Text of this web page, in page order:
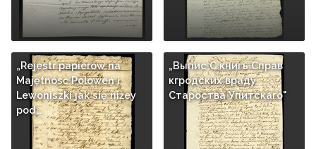
„Rejestr papierów na
Majętnósċ Poloweń į
Lewoniszki jak się niżey
pod…
„Выпис C книгъ Cправ
кгродских враду
Cтароства Упитскаго"